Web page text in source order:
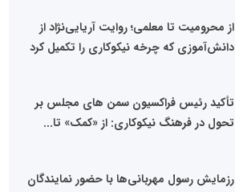
از محرومیت تا معلمی؛ روایت آریایی‌نژاد از
دانش‌آموزی که چرخه نیکوکاری را تکمیل کرد
تأکید رئیس فراکسیون سمن های مجلس بر
تحول در فرهنگ نیکوکاری: از «کمک» تا...
رزمایش رسول مهربانی‌ها با حضور نمایندگان